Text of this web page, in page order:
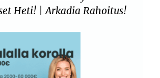
Heti! | Arkadia Rahoitus!